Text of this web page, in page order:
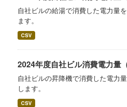
自社ビルの給湯で消費した電力量
ます。
CSV
2024年度自社ビル消費電力量
自社ビルの昇降機で消費した電力
します。
CSV